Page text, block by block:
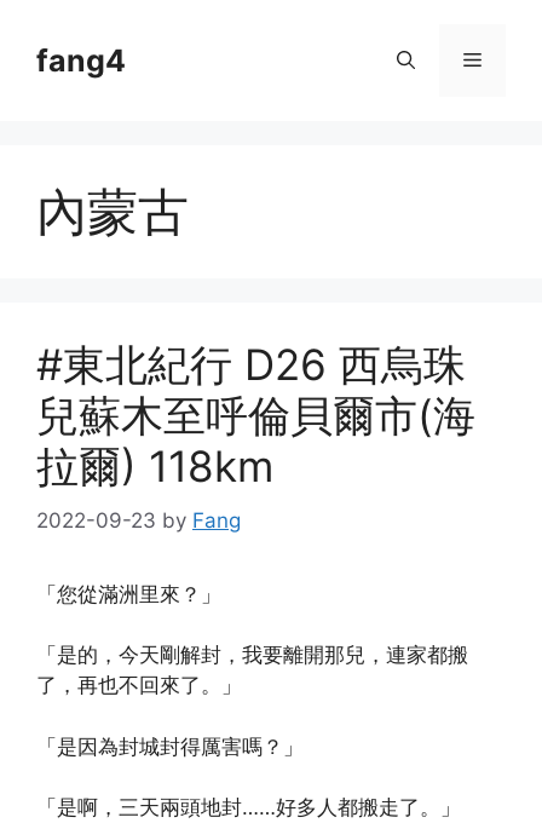
contentfang4 Menu
內蒙古
#東北紀行 D26 西烏珠
兒蘇木至呼倫貝爾市(海
拉爾) 118km
2022-09-23 by Fang
「您從滿洲里來？」
「是的，今天剛解封，我要離開那兒，連家都搬
了，再也不回來了。」
「是因為封城封得厲害嗎？」
「是啊，三天兩頭地封……好多人都搬走了。」